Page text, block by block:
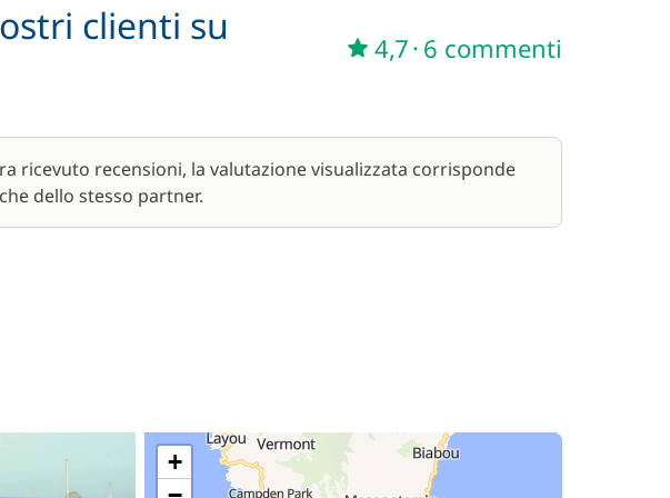
clienti su
4,7· 6 commenti
ricevuto recensioni, la valutazione visualizzata corrisponde
dello stesso partner.
+